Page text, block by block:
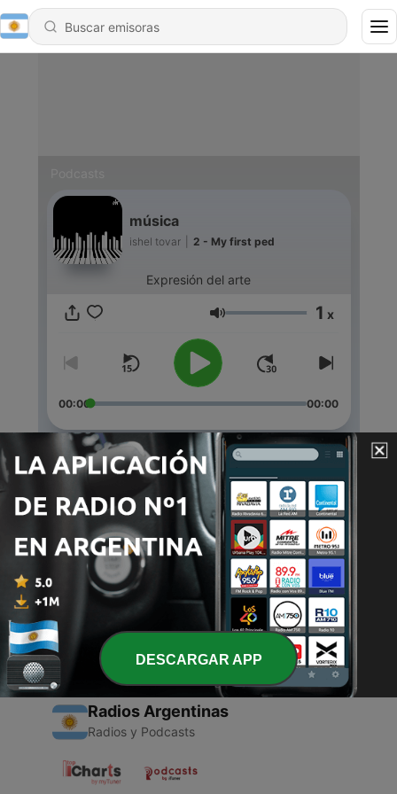
música
ishel tovar 2 - My first ped
Expresión del arte
Volumen 1 x
00:00 00:00
Episodios
2 - My first ped
14 mar. 2021
Musica, expresión corporal y danza
12 mar. 2021
Radios Argentinas
Radios y Podcasts
DESCARGAR APP